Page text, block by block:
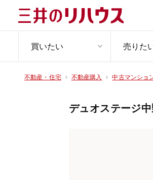
買いたい 売りた
不動産・住宅 不動産購入 中古マンショ
デュオステージ